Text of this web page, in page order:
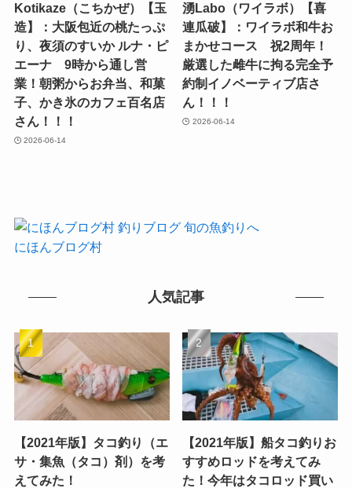
Kotikaze（こちかぜ）【玉
造】：大阪包近の桃たっぷ
り、夜須のすいか ルナ・ピ
エーナ 9時から通し営
業！朝粥からお弁当、和菓
子、かき氷のカフェ百名店
さん！！！
2026-06-14
湧Labo（ワイラボ）【喜
連瓜破】：ワイラボ和牛お
まかせコース 祝2周年！
厳選した雌牛に拘る完全予
約制イノベーティブ店さ
ん！！！
2026-06-14
にほんブログ村
人気記事
【2021年版】タコ釣り（エ
サ・集魚（タコ）剤）を考
えてみた！
【2021年版】船タコ釣りお
すすめロッドを考えてみ
た！今年はタコロッド買い